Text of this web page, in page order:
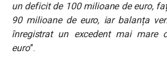
un deficit de 100 milioane de euro,
90 milioane de euro, iar balanța
înregistrat un excedent mai mare
euro”.